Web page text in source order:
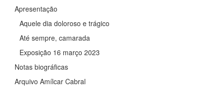
Apresentação
Aquele dia doloroso e trágico
Até sempre, camarada
Exposição 16 março 2023
Notas biográficas
Arquivo Amílcar Cabral